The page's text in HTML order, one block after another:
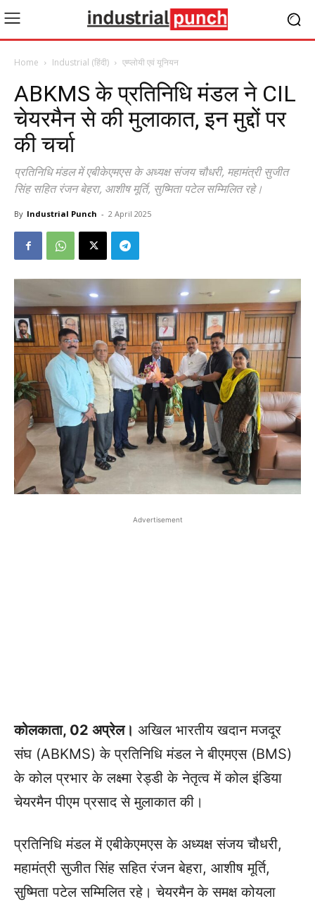
Home Industrial (हिंदी) एम्प्लोयी एवं यूनियन
ABKMS के प्रतिनिधि मंडल ने CIL
चेयरमैन से की मुलाकात, इन मुद्दों पर
की चर्चा
प्रतिनिधि मंडल में एबीकेएमएस के अध्यक्ष संजय चौधरी, महामंत्री सुजीत
सिंह सहित रंजन बेहरा, आशीष मूर्ति, सुष्मिता पटेल सम्मिलित रहे।
By Industrial Punch - 2 April 2025
Advertisement
कोलकाता, 02 अप्रेल। अखिल भारतीय खदान मजदूर
संघ (ABKMS) के प्रतिनिधि मंडल ने बीएमएस (BMS)
के कोल प्रभार के लक्ष्मा रेड्डी के नेतृत्व में कोल इंडिया
चेयरमैन पीएम प्रसाद से मुलाकात की।
प्रतिनिधि मंडल में एबीकेएमएस के अध्यक्ष संजय चौधरी,
महामंत्री सुजीत सिंह सहित रंजन बेहरा, आशीष मूर्ति,
सुष्मिता पटेल सम्मिलित रहे। चेयरमैन के समक्ष कोयला